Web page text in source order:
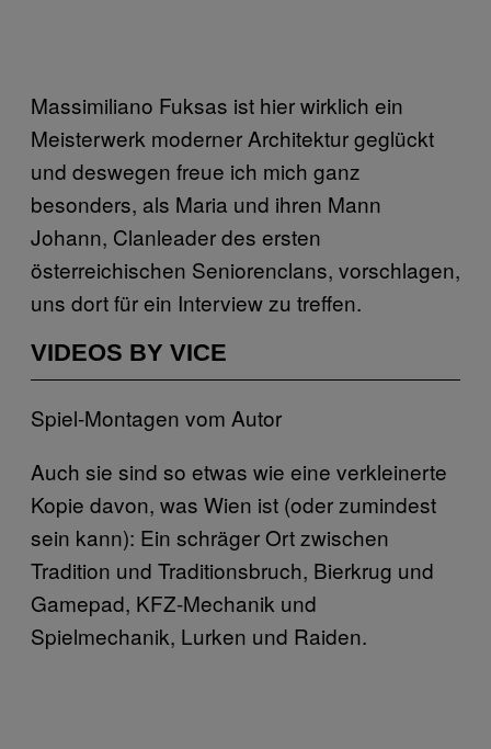
Massimiliano Fuksas ist hier wirklich ein
Meisterwerk moderner Architektur geglückt
und deswegen freue ich mich ganz
besonders, als Maria und ihren Mann
Johann, Clanleader des ersten
österreichischen Seniorenclans, vorschlagen,
uns dort für ein Interview zu treffen.
VIDEOS BY VICE
Spiel-Montagen vom Autor
Auch sie sind so etwas wie eine verkleinerte
Kopie davon, was Wien ist (oder zumindest
sein kann): Ein schräger Ort zwischen
Tradition und Traditionsbruch, Bierkrug und
Gamepad, KFZ-Mechanik und
Spielmechanik, Lurken und Raiden.